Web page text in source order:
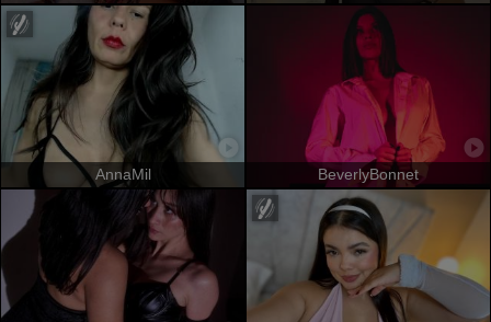
AnnaMil BeverlyBonnet